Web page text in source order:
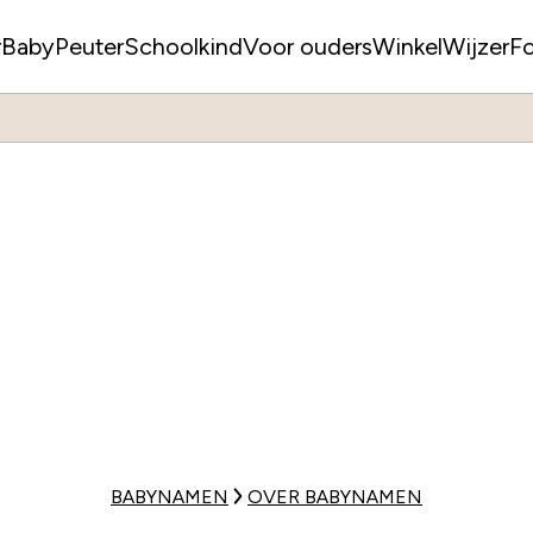
BabyPeuterSchoolkindVoor oudersWinkelWijzer
BABYNAMEN OVER BABYNAMEN